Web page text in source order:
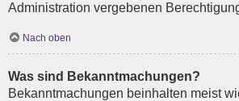
Administration vergebenen
Nach oben
Was sind Bekanntmachungen?
Bekanntmachungen beinhalten meist